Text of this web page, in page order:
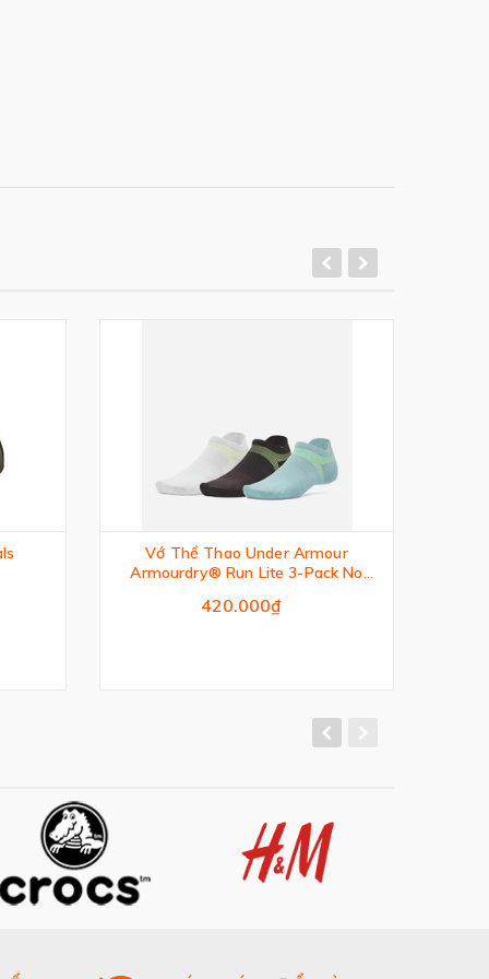
Vớ Thể Thao Under Armour
Armourdry® Run Lite 3-Pack No
420.000₫